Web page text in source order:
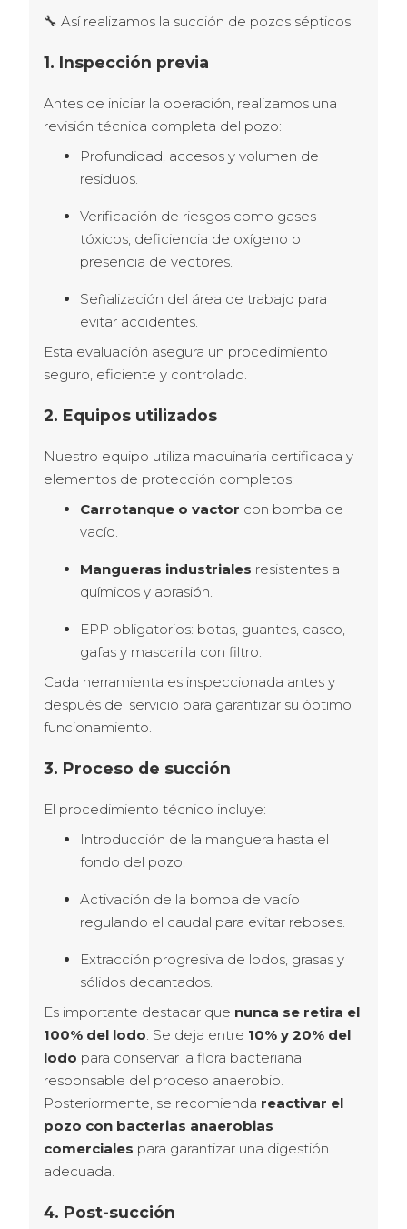
🔧 Así realizamos la succión de pozos sépticos
1. Inspección previa
Antes de iniciar la operación, realizamos una
revisión técnica completa del pozo:
Profundidad, accesos y volumen de
residuos.
Verificación de riesgos como gases
tóxicos, deficiencia de oxígeno o
presencia de vectores.
Señalización del área de trabajo para
evitar accidentes.
Esta evaluación asegura un procedimiento
seguro, eficiente y controlado.
2. Equipos utilizados
Nuestro equipo utiliza maquinaria certificada y
elementos de protección completos:
Carrotanque o vactor con bomba de
vacío.
Mangueras industriales resistentes a
químicos y abrasión.
EPP obligatorios: botas, guantes, casco,
gafas y mascarilla con filtro.
Cada herramienta es inspeccionada antes y
después del servicio para garantizar su óptimo
funcionamiento.
3. Proceso de succión
El procedimiento técnico incluye:
Introducción de la manguera hasta el
fondo del pozo.
Activación de la bomba de vacío
regulando el caudal para evitar reboses.
Extracción progresiva de lodos, grasas y
sólidos decantados.
Es importante destacar que nunca se retira el
100% del lodo. Se deja entre 10% y 20% del
lodo para conservar la flora bacteriana
responsable del proceso anaerobio.
Posteriormente, se recomienda reactivar el
pozo con bacterias anaerobias
comerciales para garantizar una digestión
adecuada.
4. Post-succión